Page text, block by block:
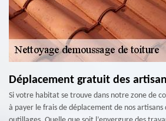
Déplacement gratuit des
Si votre habitat se trouve dans notre zone de
à payer le frais de déplacement de nos artisans